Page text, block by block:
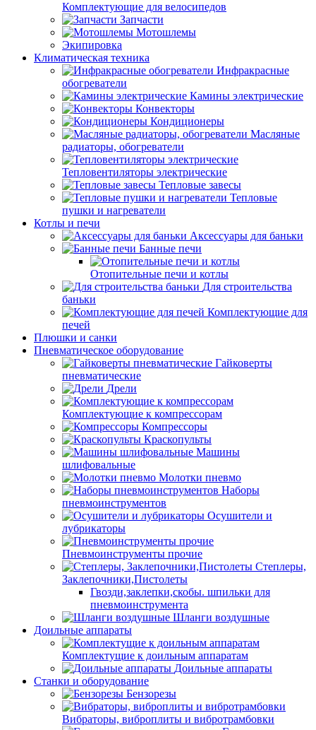
Комплектующие для велосипедов
Запчасти
Мотошлемы
Экипировка
Климатическая техника
Инфракрасные
обогреватели
Камины электрические
Конвекторы
Кондиционеры
Масляные
радиаторы, обогреватели
Тепловентиляторы электрические
Тепловые завесы
Тепловые
пушки и нагреватели
Котлы и печи
Аксессуары для баньки
Банные печи
Отопительные печи и котлы
Для строительства
баньки
Комплектующие для
печей
Плюшки и санки
Пневматическое оборудование
Гайковерты
пневматические
Дрели
Комплектующие к компрессорам
Компрессоры
Краскопульты
Машины
шлифовальные
Молотки пневмо
Наборы
пневмоинструментов
Осушители и
лубрикаторы
Пневмоинструменты прочие
Степлеры,
Заклепочники,Пистолеты
Гвозди,заклепки,скобы. шпильки для
пневмоинструмента
Шланги воздушные
Доильные аппараты
Комплектущие к доильным аппаратам
Доильные аппараты
Станки и оборудование
Бензорезы
Вибраторы, виброплиты и вибротрамбовки